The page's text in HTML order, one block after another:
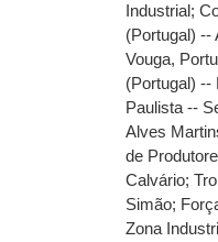
Industrial;
(Portugal) --
Vouga,
(Portugal) --
Paulista --
Alves
de
Calvário;
Simão;
Zona